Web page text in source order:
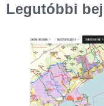
Legutóbbi